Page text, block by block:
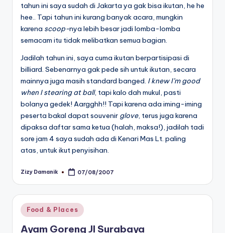
tahun ini saya sudah di Jakarta ya gak bisa ikutan, he he
hee.. Tapi tahun ini kurang banyak acara, mungkin
karena scoop-nya lebih besar jadi lomba-lomba
semacam itu tidak melibatkan semua bagian.
Jadilah tahun ini, saya cuma ikutan berpartisipasi di
billiard. Sebenarnya gak pede sih untuk ikutan, secara
mainnya juga masih standard banged. I knew I’m good
when I stearing at ball, tapi kalo dah mukul, pasti
bolanya gedek! Aargghh!! Tapi karena ada iming-iming
peserta bakal dapat souvenir glove, terus juga karena
dipaksa daftar sama ketua (halah, maksa!), jadilah tadi
sore jam 4 saya sudah ada di Kenari Mas Lt. paling
atas, untuk ikut penyisihan.
Posted
Zizy Damanik 07/08/2007
Posted
in
Food & Places
Ayam Goreng Jl Surabaya